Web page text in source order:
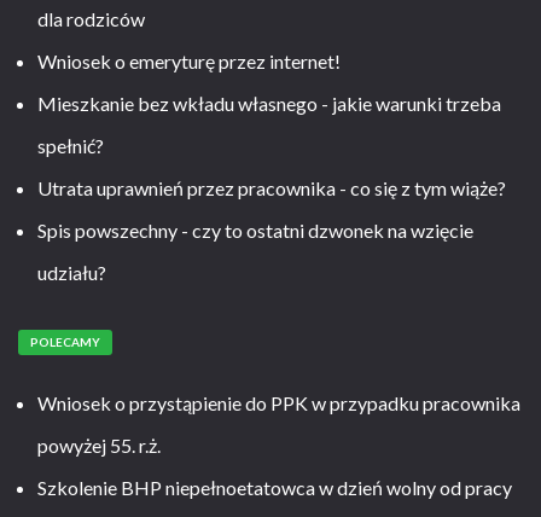
dla rodziców
Wniosek o emeryturę przez internet!
Mieszkanie bez wkładu własnego - jakie warunki trzeba
spełnić?
Utrata uprawnień przez pracownika - co się z tym wiąże?
Spis powszechny - czy to ostatni dzwonek na wzięcie
udziału?
POLECAMY
Wniosek o przystąpienie do PPK w przypadku pracownika
powyżej 55. r.ż.
Szkolenie BHP niepełnoetatowca w dzień wolny od pracy